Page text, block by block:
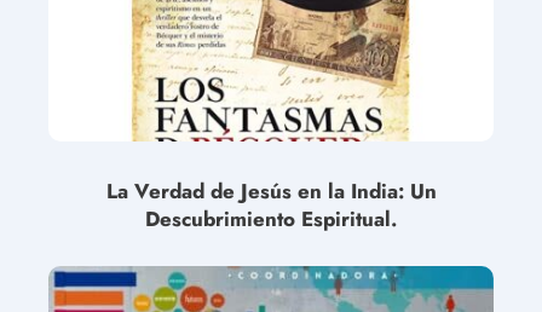
La Verdad de Jesús en la India: Un
Descubrimiento Espiritual.